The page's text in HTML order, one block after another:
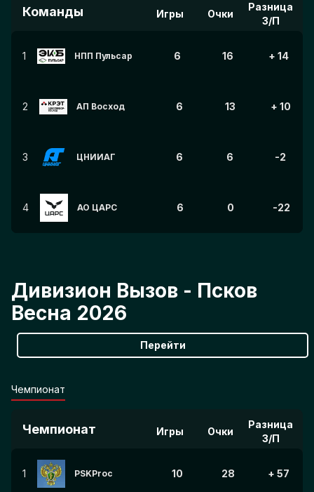
Команды Игры Очки
Разница
З/П
1 НПП Пульсар 6 16 + 14
2 АП Восход 6 13 + 10
3 ЦНИИАГ 6 6 -2
4 АО ЦАРС 6 0 -22
Дивизион Вызов - Псков
Весна 2026
Перейти
Чемпионат
Чемпионат Игры Очки
Разница
З/П
1 PSKProc 10 28 + 57